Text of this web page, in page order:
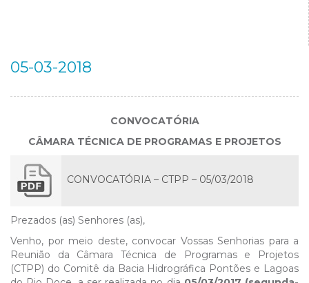
05-03-2018
CONVOCATÓRIA
CÂMARA TÉCNICA DE PROGRAMAS E PROJETOS
CONVOCATÓRIA – CTPP – 05/03/2018
Prezados (as) Senhores (as),
Venho, por meio deste, convocar Vossas Senhorias para a
Reunião da Câmara Técnica de Programas e Projetos
(CTPP) do Comitê da Bacia Hidrográfica Pontões e Lagoas